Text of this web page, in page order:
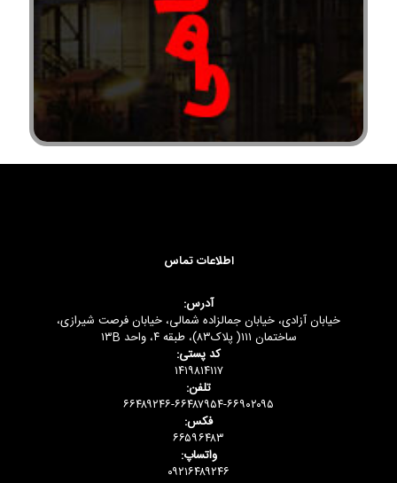
اطلاعات تماس
آدرس:
خیابان آزادی، خیابان جمالزاده شمالی، خیابان فرصت شیرازی،
ساختمان ۱۱۱( پلاک۸۳)، طبقه ۴، واحد ۱۳B
کد پستی:
۱۴۱۹۸۱۴۱۱۷
تلفن:
۶۶۴۸۹۲۴۶-۶۶۴۸۷۹۵۴-۶۶۹۰۲۰۹۵
فکس:
۶۶۵۹۶۴۸۳
واتساپ:
۰۹۲۱۶۴۸۹۲۴۶